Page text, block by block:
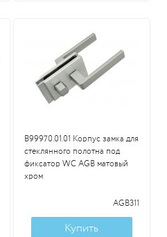
B99970.01.01 Корпус замка для
стеклянного полотна под
фиксатор WC AGB матовый
хром
AGB311
Купить